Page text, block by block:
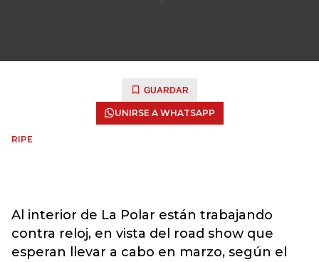
GUARDAR
UNIRSE A WHATSAPP
RIPE
Al interior de La Polar están trabajando
contra reloj, en vista del road show que
esperan llevar a cabo en marzo, según el